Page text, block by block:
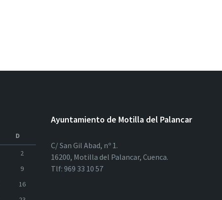
D
2
9
16
Ayuntamiento de Motilla del Palancar
C/ San Gil Abad, nº 1.
16200, Motilla del Palancar, Cuenca.
Tlf: 969 33 10 57